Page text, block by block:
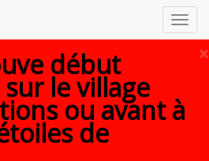
×
début
le village
ou avant à
de